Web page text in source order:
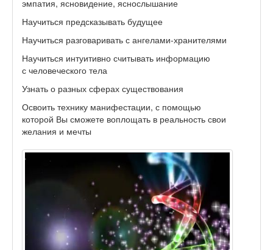
эмпатия, ясновидение, яснослышание
Научиться предсказывать будущее
Научиться разговаривать с ангелами-хранителями
Научиться интуитивно считывать информацию
с человеческого тела
Узнать о разных сферах существования
Освоить технику манифестации, с помощью
которой Вы сможете воплощать в реальность свои
желания и мечты